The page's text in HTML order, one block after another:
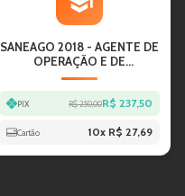
SANEAGO 2018 - AGENTE DE
OPERAÇÃO E DE
SANEAMENTO
PIX R$ 250,00R$ 237,50
Cartão 10x R$ 27,69